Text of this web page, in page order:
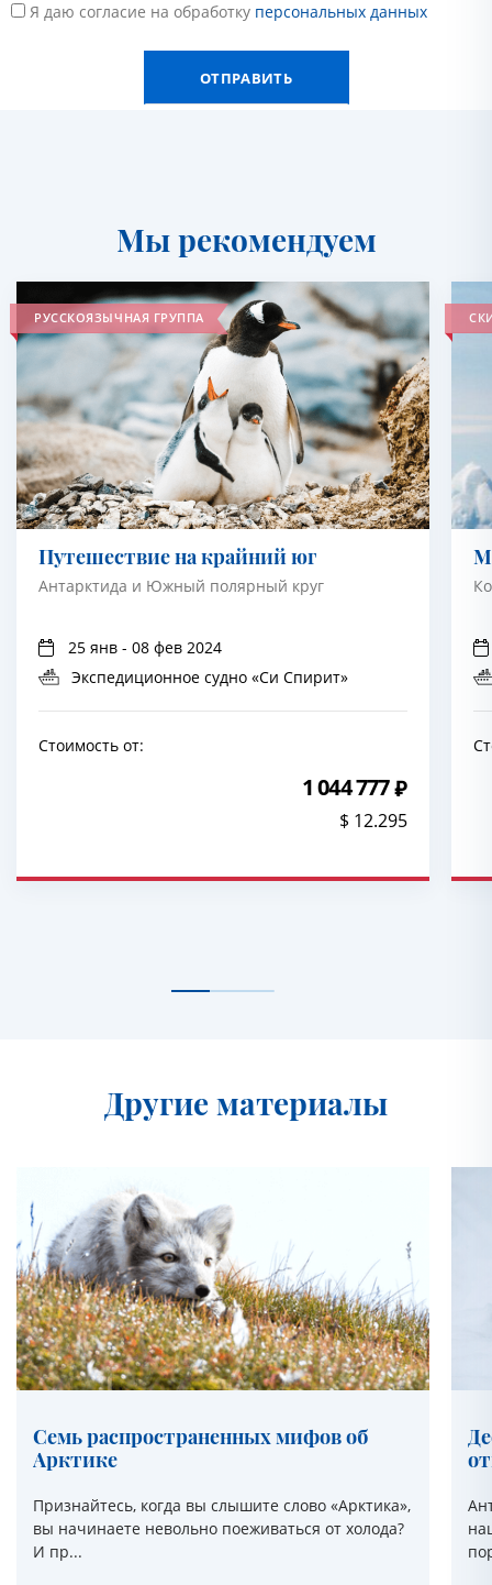
Я даю согласие на обработку персональных данных
Мы рекомендуем
РУССКОЯЗЫЧНАЯ ГРУППА
Путешествие на крайний юг
Антарктида и Южный полярный круг
25 янв - 08 фев 2024
Экспедиционное судно «Си Спирит»
Стоимость от:
1 044 777
$ 12.295
Другие материалы
Семь распространенных мифов об
Арктике
Признайтесь, когда вы слышите слово «Арктика»,
вы начинаете невольно поеживаться от холода?
И пр...